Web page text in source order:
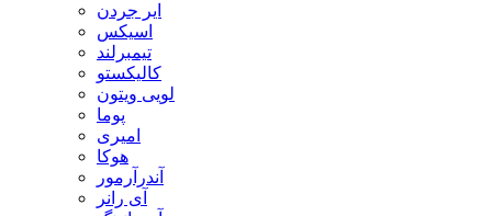
ایر جردن
اسیکس
تیمبرلند
کالیکستو
لویی ویتون
پوما
امیری
هوکا
آندرآرمور
آی رانر